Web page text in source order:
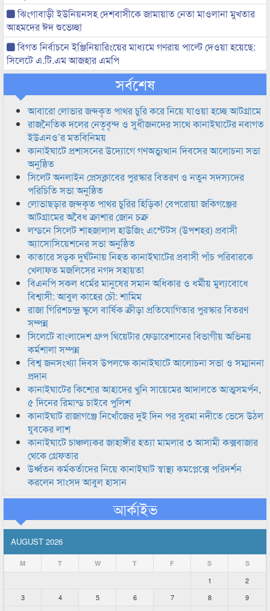
ঝিংগাবাড়ী ইউনিয়নসহ দেশবাসীকে জামায়াত নেতা মাওলানা মুখতার
আহমদের ঈদ শুভেচ্ছা
বিগত নির্বাচনে ইঞ্জিনিয়ারিংয়ের মাধ্যমে গণরায় পাল্টে দেওয়া হয়েছে:
সিলেটে এ.টি.এম আজহার এমপি
সর্বশেষ
আবারো লোভার জব্দকৃত পাথর চুরি করে নিয়ে যাওয়া হচ্ছে আটগ্রামে
রাজনৈতিক দলের নেতৃবৃন্দ ও সুধীজনদের সাথে কানাইঘাটের নবাগত
ইউএনও’র মতবিনিময়
কানাইঘাটে প্রশাসনের উদ্যোগে গণঅভ্যুত্থান দিবসের আলোচনা সভা
অনুষ্ঠিত
সিলেট অনলাইন প্রেসক্লাবের পুরস্কার বিতরণ ও নতুন সদস্যদের
পরিচিতি সভা অনুষ্ঠিত
লোভাছড়ার জব্দকৃত পাথর চুরির হিড়িক! বেপরোয়া জকিগঞ্জের
আটগ্রামের অবৈধ ক্রাশার জোন চক্র
লন্ডনে সিলেট শাহজালাল হাউজিং এস্টেটস (উপশহর) প্রবাসী
অ্যাসোসিয়েশনের সভা অনুষ্ঠিত
কাতারে সড়ক দুর্ঘটনায় নিহত কানাইঘাটের প্রবাসী পাঁচ পরিবারকে
খেলাফত মজলিসের নগদ সহায়তা
বিএনপি সকল ধর্মের মানুষের সমান অধিকার ও ধর্মীয় মুল্যবোধে
বিশ্বাসী: আবুল কাহের চৌ: শামিম
রাজা গিরিশচন্দ্র স্কুলে বার্ষিক ক্রীড়া প্রতিযোগিতার পুরস্কার বিতরণ
সম্পন্ন
সিলেটে বাংলাদেশ গ্রুপ থিয়েটার ফেডারেশানের বিভাগীয় অভিনয়
কর্মশালা সম্পন্ন
বিশ্ব জনসংখ্যা দিবস উপলক্ষে কানাইঘাটে আলোচনা সভা ও সম্মাননা
প্রদান
কানাইঘাটের কিশোর আহাদের খুনি সায়েমের আদালতে আত্মসমর্পন,
৫ দিনের রিমান্ড চাইবে পুলিশ
কানাইঘাট রাজাগঞ্জে নিখোঁজের দুই দিন পর সুরমা নদীতে ভেসে উঠল
যুবকের লাশ
কানাইঘাটে চাঞ্চল্যকর জাহাঙ্গীর হত্যা মামলার ৩ আসামী কক্সবাজার
থেকে গ্রেফতার
উর্ধ্বতন কর্মকর্তাদের নিয়ে কানাইঘাট স্বাস্থ্য কমপ্লেক্সে পরিদর্শন
করলেন সাংসদ আবুল হাসান
আর্কাইভ
AUGUST 2026
M T W T F S S
1
2
3
4 5 6 7 8
9